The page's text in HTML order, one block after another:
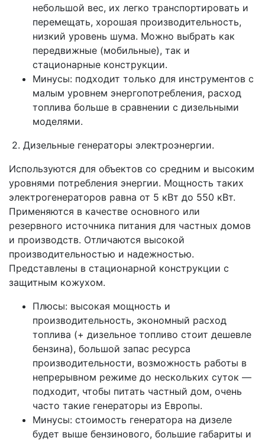
небольшой вес, их легко транспортировать и
перемещать, хорошая производительность,
низкий уровень шума. Можно выбрать как
передвижные (мобильные), так и
стационарные конструкции.
Минусы: подходит только для инструментов с
малым уровнем энергопотребления, расход
топлива больше в сравнении с дизельными
моделями.
2. Дизельные генераторы электроэнергии.
Используются для объектов со средним и высоким
уровнями потребления энергии. Мощность таких
электрогенераторов равна от 5 кВт до 550 кВт.
Применяются в качестве основного или
резервного источника питания для частных домов
и производств. Отличаются высокой
производительностью и надежностью.
Представлены в стационарной конструкции с
защитным кожухом.
Плюсы: высокая мощность и
производительность, экономный расход
топлива (+ дизельное топливо стоит дешевле
бензина), большой запас ресурса
производительности, возможность работы в
непрерывном режиме до нескольких суток —
подходит, чтобы питать частный дом, очень
часто такие генераторы из Европы.
Минусы: стоимость генератора на дизеле
будет выше бензинового, большие габариты и